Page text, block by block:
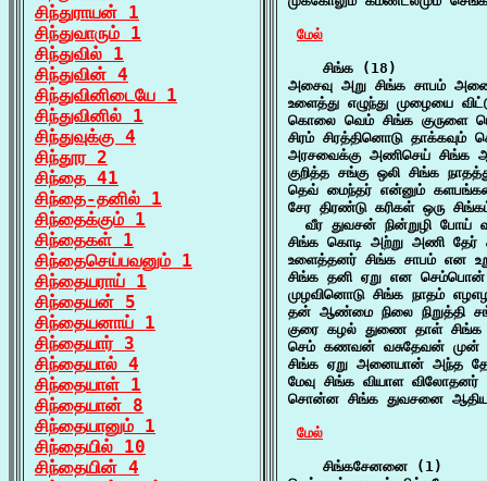
சிந்துராயன் 1
சிந்துவாரும் 1
சிந்துவில் 1
சிந்துவின் 4
சிந்துவினிடையே 1
சிந்துவினில் 1
சிந்துவுக்கு 4
சிந்தூர 2
சிந்தை 41
சிந்தை-தனில் 1
சிந்தைக்கும் 1
சிந்தைகள் 1
சிந்தைசெய்பவனும் 1
சிந்தையராய் 1
சிந்தையன் 5
சிந்தையனாய் 1
சிந்தையார் 3
சிந்தையால் 4
சிந்தையாள் 1
சிந்தையான் 8
சிந்தையானும் 1
சிந்தையில் 10
சிந்தையின் 4
மேல்
    சிங்க (18)
அசைவு அறு சிங்க சாபம்
உளைத்து எழுந்து முழையை
கொலை வெம் சிங்க குருளை
சிரம் சிரத்தினொடு
அரசவைக்கு அணிசெய் சிங்க
குறித்த சங்கு ஒலி சிங்க
தெவ் மைந்தர் என்னும்
சேர திரண்டு கரிகள் ஒரு
வீர துவசன் நின்றுழி போய்
சிங்க கொடி அற்று அணி தேர்
உளைத்தனர் சிங்க சாபம் என
சிங்க தனி ஏறு என செம்பொன்
முழவினொடு சிங்க நாதம்
தன் ஆண்மை நிலை நிறுத்தி
குரை கழல் துணை தாள்
செம் கணவன் வசுதேவன் முன்
சிங்க ஏறு அனையான் அந்த
மேவு சிங்க வியாள விலோதனர்
சொன்ன சிங்க துவசனை
மேல்
    சிங்கசேனனை (1)